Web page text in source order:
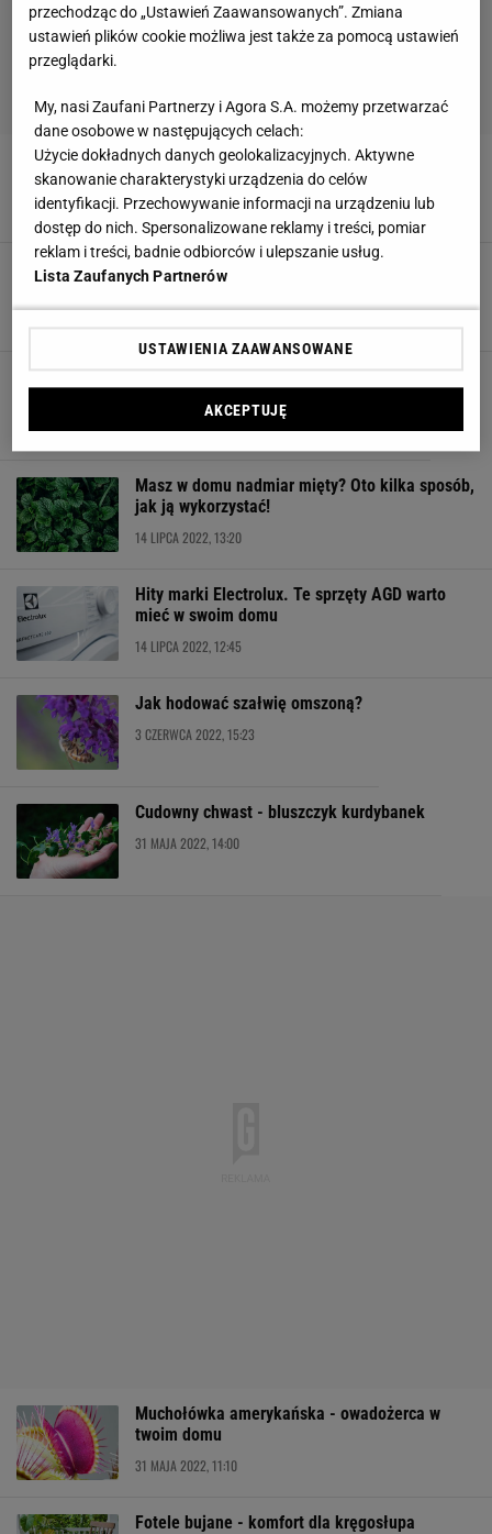
Jak zrobić pułapkę na osy? Oto najlepszy
sposób na pozbycie się tych owadów
17 SIERPNIA 2022, 11:19
Masz nadmiar papierówek? Oto co możesz z
nim zrobić!
Jak dbać o paprotki - top 5 wskazówek
19 LIPCA 2022, 12:40
Masz w domu nadmiar mięty? Oto kilka sposób,
jak ją wykorzystać!
14 LIPCA 2022, 13:20
Hity marki Electrolux. Te sprzęty AGD warto
mieć w swoim domu
14 LIPCA 2022, 12:45
Jak hodować szałwię omszoną?
3 CZERWCA 2022, 15:23
Cudowny chwast - bluszczyk kurdybanek
31 MAJA 2022, 14:00
Muchołówka amerykańska - owadożerca w
twoim domu
31 MAJA 2022, 11:10
Fotele bujane - komfort dla kręgosłupa
przechodząc do „Ustawień Zaawansowanych”. Zmiana
ustawień plików cookie możliwa jest także za pomocą ustawień
przeglądarki.
My, nasi Zaufani Partnerzy i Agora S.A. możemy przetwarzać
dane osobowe w następujących celach:
Użycie dokładnych danych geolokalizacyjnych. Aktywne
skanowanie charakterystyki urządzenia do celów
identyfikacji. Przechowywanie informacji na urządzeniu lub
dostęp do nich. Spersonalizowane reklamy i treści, pomiar
reklam i treści, badnie odbiorców i ulepszanie usług.
Lista Zaufanych Partnerów
USTAWIENIA ZAAWANSOWANE
AKCEPTUJĘ